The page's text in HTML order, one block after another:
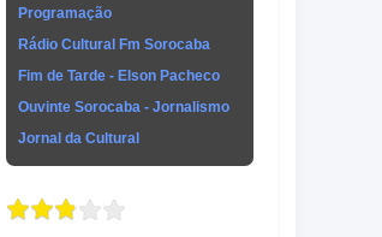
Programação
Rádio Cultural Fm Sorocaba
Fim de Tarde - Elson Pacheco
Ouvinte Sorocaba - Jornalismo
Jornal da Cultural